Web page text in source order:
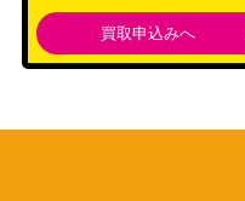
買取申込みへ